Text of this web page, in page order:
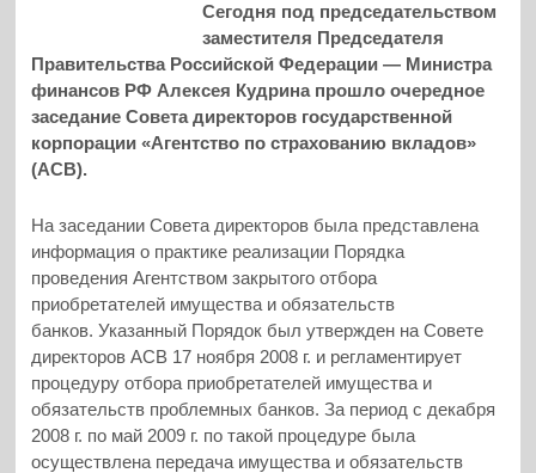
Сегодня под председательством
заместителя Председателя
Правительства Российской Федерации — Министра
финансов РФ Алексея Кудрина прошло очередное
заседание Совета директоров государственной
корпорации «Агентство по страхованию вкладов»
(АСВ).
На заседании Совета директоров была представлена
информация о практике реализации Порядка
проведения Агентством закрытого отбора
приобретателей имущества и обязательств
банков. Указанный Порядок был утвержден на Совете
директоров АСВ 17 ноября 2008 г. и регламентирует
процедуру отбора приобретателей имущества и
обязательств проблемных банков. За период с декабря
2008 г. по май 2009 г. по такой процедуре была
осуществлена передача имущества и обязательств